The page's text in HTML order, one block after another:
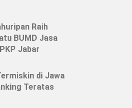
Raih
BUMD Jasa
Jabar
di Jawa
Teratas